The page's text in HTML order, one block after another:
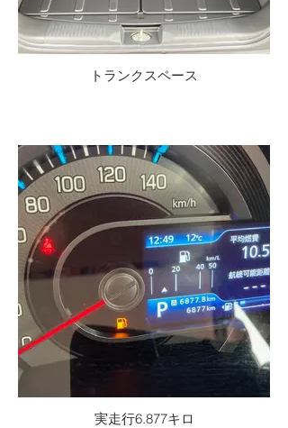
トランクスペース
実走行6.877キロ